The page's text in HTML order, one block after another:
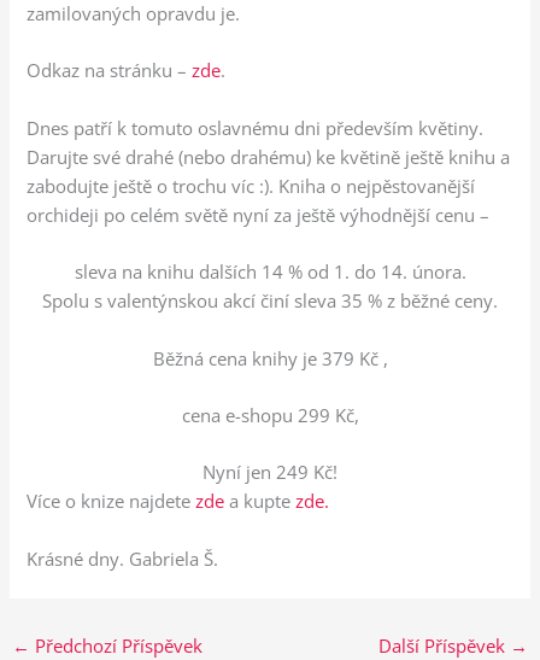
zamilovaných opravdu je.
Odkaz na stránku – zde.
Dnes patří k tomuto oslavnému dni především květiny.
Darujte své drahé (nebo drahému) ke květině ještě knihu a
zabodujte ještě o trochu víc :). Kniha o nejpěstovanější
orchideji po celém světě nyní za ještě výhodnější cenu –
sleva na knihu dalších 14 % od 1. do 14. února.
Spolu s valentýnskou akcí činí sleva 35 % z běžné ceny.
Běžná cena knihy je 379 Kč ,
cena e-shopu 299 Kč,
Nyní jen 249 Kč!
Více o knize najdetezde a kuptezde.
Krásné dny. Gabriela Š.
← Předchozí Příspěvek Další Příspěvek →